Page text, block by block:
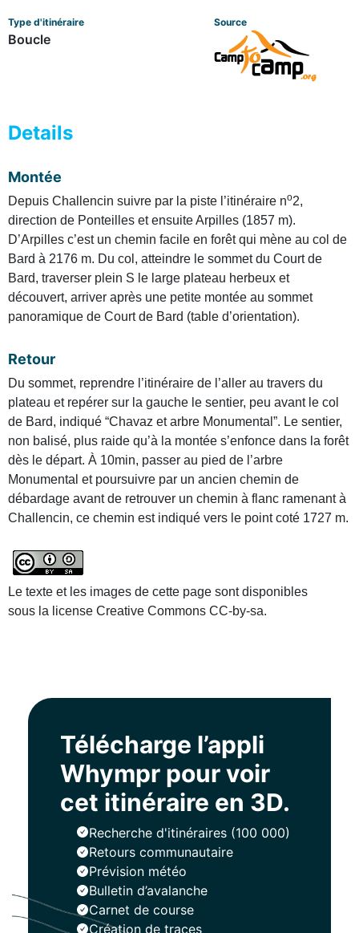
Type d'itinéraire
Boucle
Source
Details
Montée
Depuis Challencin suivre par la piste l’itinéraire no2,
direction de Ponteilles et ensuite Arpilles (1857 m).
D’Arpilles c’est un chemin facile en forêt qui mène au col de
Bard à 2176 m. Du col, atteindre le sommet du Court de
Bard, traverser plein S le large plateau herbeux et
découvert, arriver après une petite montée au sommet
panoramique de Court de Bard (table d’orientation).
Retour
Du sommet, reprendre l’itinéraire de l’aller au travers du
plateau et repérer sur la gauche le sentier, peu avant le col
de Bard, indiqué “Chavaz et arbre Monumental”. Le sentier,
non balisé, plus raide qu’à la montée s’enfonce dans la forêt
dès le départ. À 10min, passer au pied de l’arbre
Monumental et poursuivre par un ancien chemin de
débardage avant de retrouver un chemin à flanc ramenant à
Challencin, ce chemin est indiqué vers le point coté 1727 m.
Le texte et les images de cette page sont disponibles
sous la license Creative Commons CC-by-sa.
Télécharge l’appli
Whympr pour voir
cet itinéraire en 3D.
Recherche d'itinéraires (100 000)
Retours communautaire
Prévision météo
Bulletin d’avalanche
Carnet de course
Création de traces